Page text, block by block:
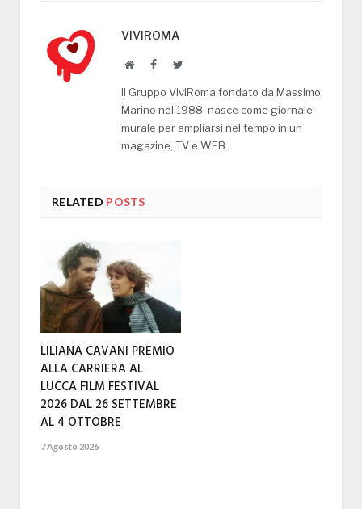
VIVIROMA
WebsiteFacebookTwitter
Il Gruppo ViviRoma fondato da Massimo
Marino nel 1988, nasce come giornale
murale per ampliarsi nel tempo in un
magazine, TV e WEB.
RELATED POSTS
LILIANA CAVANI PREMIO
ALLA CARRIERA AL
LUCCA FILM FESTIVAL
2026 DAL 26 SETTEMBRE
AL 4 OTTOBRE
7 Agosto 2026